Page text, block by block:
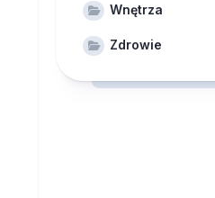
Wnętrza
Zdrowie